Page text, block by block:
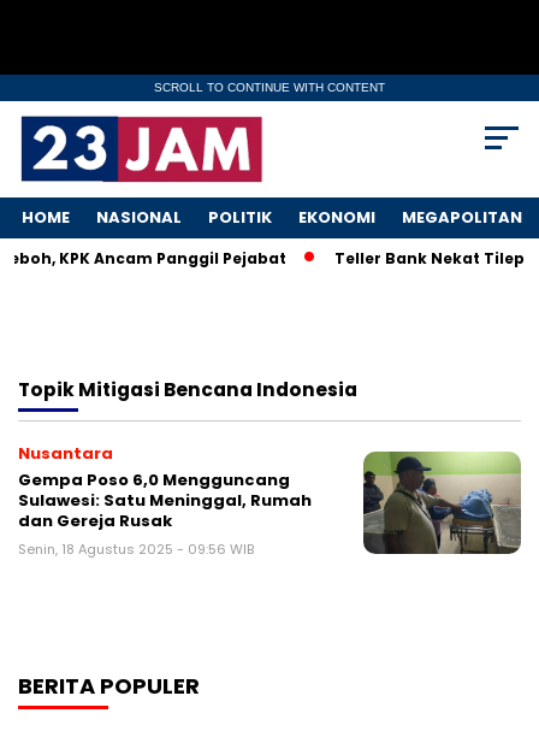
SCROLL TO CONTINUE WITH CONTENT
HOME NASIONAL POLITIK EKONOMI MEGAPOLITAN
KPK Ancam Panggil Pejabat Teller Bank Nekat Tilep
TopikMitigasi Bencana Indonesia
Nusantara
Gempa Poso 6,0 Mengguncang
Sulawesi: Satu Meninggal, Rumah
dan Gereja Rusak
Senin, 18 Agustus 2025 - 09:56 WIB
BERITA POPULER